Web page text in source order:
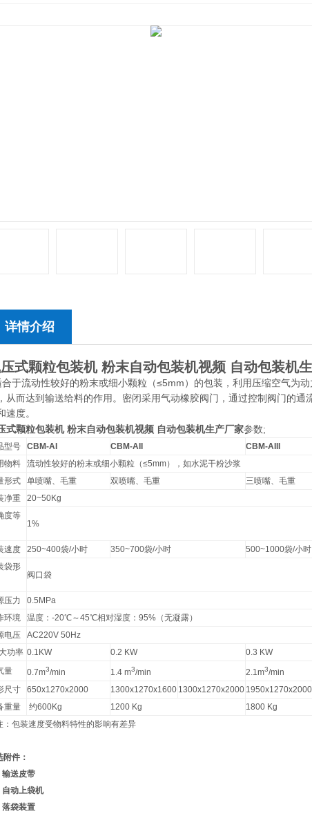
详情介绍
式颗粒包装机 粉末自动包装机视频 自动包装机
合于流动性较好的粉末或细小颗粒（≤5mm）的包装，利用压缩空气为
从而达到输送给料的作用。密闭采用气动橡胶阀门，通过控制阀门的
速度。
式颗粒包装机 粉末自动包装机视频 自动包装机生产厂家参数;
型号 CBM-AI CBM-AII
CBM-AIII
物料
流动性较好的粉末或细小颗粒（≤5mm），如水泥干粉沙浆
形式
单喷嘴、毛重 双喷嘴、毛重
三喷嘴、毛重
净重
20~50Kg
度等
1%
速度 250~400袋/小时 350~700袋/小时 500~1000袋/小时
袋形
阀口袋
压力
0.5MPa
环境
温度： -20℃～45℃相对湿度： 95% （无凝露）
电压
AC220V 50Hz
功率 0.1KW 0.2 KW
0.3 KW
量
0.7m3/min 1.4 m3/min 2.1m3/min
尺寸
650x1270x2000 1300x1270x1600 1300x1270x2000 1950x1270x2000
重量
约600Kg 1200 Kg
1800 Kg
：包装速度受物料特性的影响有差异
附件：
输送皮带
自动上袋机
落袋装置